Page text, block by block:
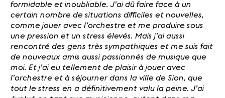
formidable et inoubliable. J’ai dû faire face à un
certain nombre de situations difficiles et nouvelles,
comme jouer avec l’orchestre et me produire sous
une pression et un stress élevés. Mais j’ai aussi
rencontré des gens très sympathiques et me suis fait
de nouveaux amis aussi passionnés de musique que
moi. Et j’ai eu tellement de plaisir à jouer avec
l’orchestre et à séjourner dans la ville de Sion, que
tout le stress en a définitivement valu la peine. J’ai